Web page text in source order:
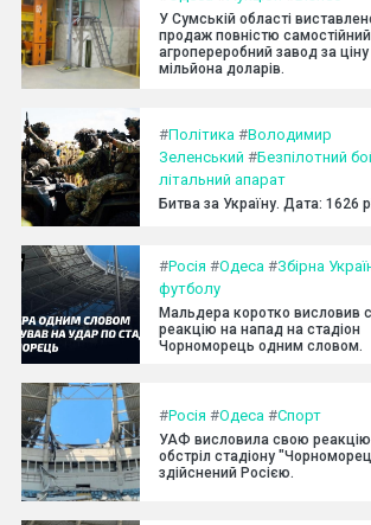
У Сумській області
продаж повністю самостійний
агропереробний завод за
мільйона доларів.
#Політика #Володимир
Зеленський #Безпілотний
літальний апарат
Битва за Україну. Дата: 1626
#Росія #Одеса #Збірна
футболу
Мальдера коротко висловив
реакцію на напад на стадіон
Чорноморець одним словом.
#Росія #Одеса #Спорт
УАФ висловила свою
обстріл стадіону
здійснений Росією.